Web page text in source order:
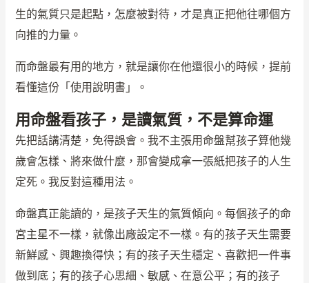
生的氣質只是起點，怎麼被對待，才是真正把他往哪個方
向推的力量。
而命盤最有用的地方，就是讓你在他還很小的時候，提前
看懂這份「使用說明書」。
用命盤看孩子，是讀氣質，不是算命運
先把話講清楚，免得誤會。我不主張用命盤幫孩子算他幾
歲會怎樣、將來做什麼，那會變成拿一張紙把孩子的人生
定死。我反對這種用法。
命盤真正能讀的，是孩子天生的氣質傾向。每個孩子的命
宮主星不一樣，就像出廠設定不一樣。有的孩子天生需要
新鮮感、興趣換得快；有的孩子天生穩定、喜歡把一件事
做到底；有的孩子心思細、敏感、在意公平；有的孩子